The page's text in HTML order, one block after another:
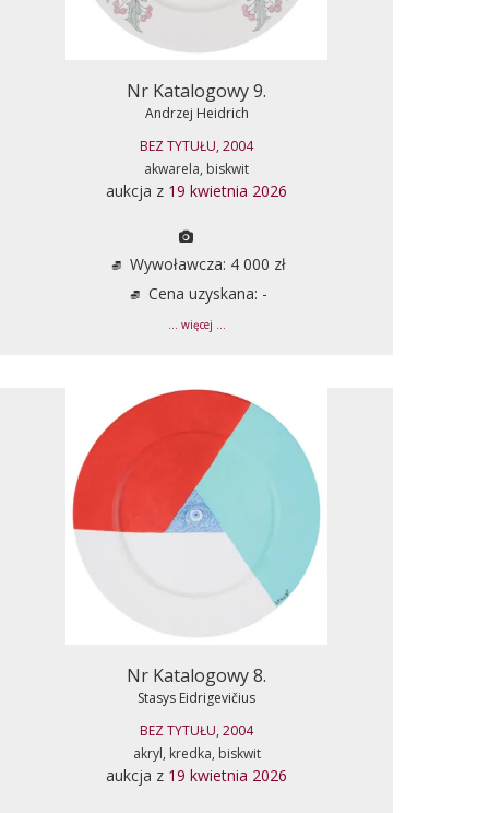
Nr Katalogowy 9.
Andrzej Heidrich
BEZ TYTUŁU, 2004
akwarela, biskwit
aukcja z 19 kwietnia 2026
Wywoławcza: 4 000 zł
Cena uzyskana: -
... więcej ...
Nr Katalogowy 8.
Stasys Eidrigevičius
BEZ TYTUŁU, 2004
akryl, kredka, biskwit
aukcja z 19 kwietnia 2026